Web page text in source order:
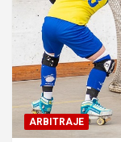
ARBITRAJE